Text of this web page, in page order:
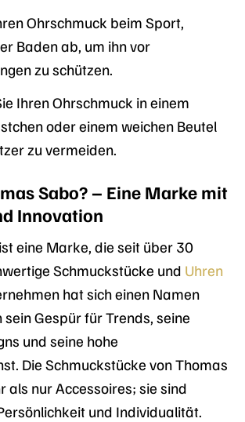
Ohrschmuck beim Sport,
Baden ab, um ihn vor
zu schützen.
Ihren Ohrschmuck in einem
oder einem weichen Beutel
zu vermeiden.
Sabo? – Eine Marke mit
Innovation
eine Marke, die seit über 30
Schmuckstücke und Uhren
hat sich einen Namen
Gespür für Trends, seine
und seine hohe
Die Schmuckstücke von Thomas
als nur Accessoires; sie sind
und Individualität.